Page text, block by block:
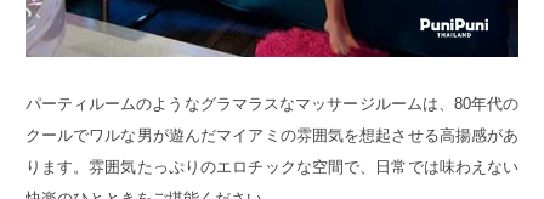
パーティルームのようなグラマラスなマッサージルームは、80年代の
クールでワルな男が遊んだマイアミの雰囲気を想起させる高揚感があ
ります。雰囲気たっぷりのエロチックな空間で、日常では味わえない